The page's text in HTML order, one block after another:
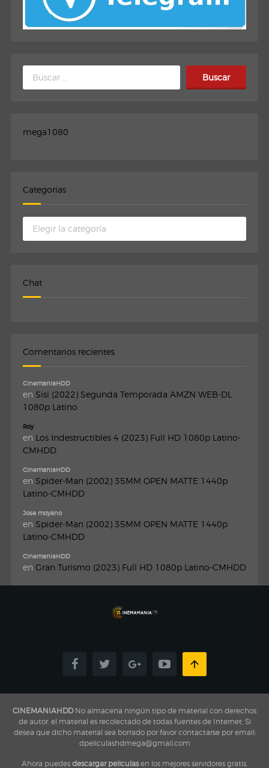
Buscar:
mega1080
Categorias
Categorias
Chat
Comentarios recientes
CinemaniaHDD
en Sisi (2022) Segunda Temporada AMZN WEB-DL
1080p Latino
Roy
en Los Indestructibles 4 (2023) Full HD 1080p Latino-
CMHDD
CinemaniaHDD
en Spider-Man (2002) 35MM OPEN MATTE 1440p
Latino-CMHDD
Jose moyano
en Spider-Man (2002) 35MM OPEN MATTE 1440p
Latino-CMHDD
CinemaniaHDD
en Gran Turismo (2023) Full HD 1080p Latino-CMHDD
CINEMANIAHDDNo almacena ningún tipo de material con derechos
de autor, el material es recolectado de todas fuentes de Internet, Si
desea que dicho material sea borrado por favor contactarse por email:
dpeliculashdmega@gmail.com
Ahora puedes descargar peliculasen los mejores servidores gratis,